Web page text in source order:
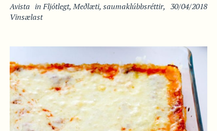
30/04/2018
Avista inFljótlegt,Meðlæti, saumaklúbbsréttir,
Vinsælast